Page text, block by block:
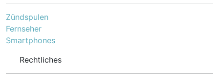
Zündspulen
Fernseher
Smartphones
Rechtliches